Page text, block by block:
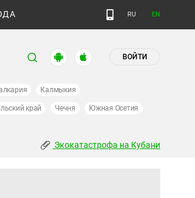
RU EN
ВОЙТИ
Калмыкия
край Чечня Южная Осетия
Экокатастрофа на Кубани